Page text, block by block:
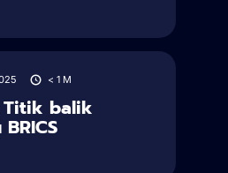
< 1 M
Titik balik